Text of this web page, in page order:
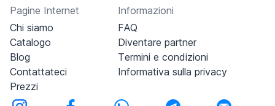
Pagine Internet
Chi siamo
Catalogo
Blog
Contattateci
Prezzi
Informazioni
FAQ
Diventare partner
Termini e condizioni
Informativa sulla privacy